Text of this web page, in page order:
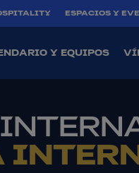
ESPACIOS Y
Y EQUIPOS